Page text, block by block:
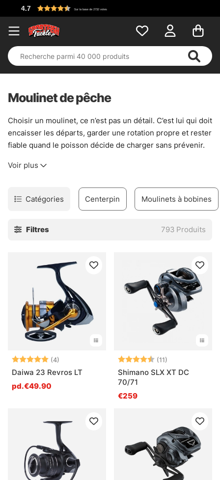
Moulinet de pêche
Choisir un moulinet, ce n’est pas un détail. C’est lui qui doit
encaisser les départs, garder une rotation propre et rester
fiable quand le poisson décide de charger sans prévenir.
sorties en mer, le bon modèle change tout. Pas de magie.
Ici, la sélection couvre les usages les plus courants, du
moulinet léger pour les pêches fines jusqu’aux modèles
reste le plus simple à prendre en main et le plus passe-
mieux vaut viser des modèles résistants à la corrosion,
avec des roulements protégés et un frein qui ne bronche
pas. Pour aller plus loin, voici trois repères utiles :
moulinets de pêche en mer
moulinets traîneetmoulinets
baitcasting.
Le choix se fait aussi sur des détails très concrets. Le ratio
compte pour la vitesse de récupération. La capacité de
ligne doit suivre la distance et la taille du poisson visé. Et
le frein, lui, doit rester souple sous pression, sinon ça
casse sec. Un moulinet bien choisi, c’est moins de
bricolage au bord de l’eau et plus de pêche, tout
» Voir les sous-catégories principales
Questions fréquentes sur les moulinets
Voir plus
Catégories Centerpin Moulinets à bobines
Filtres 793 Produits
Note: (4)
Daiwa 23 Revros LT
pd.€49.90
Note: (11)
Shimano SLX XT DC
70/71
€259